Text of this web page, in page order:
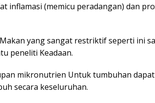
inflamasi (memicu peradangan) dan
yang sangat restriktif seperti ini
peneliti Keadaan.
mikronutrien Untuk tumbuhan
secara keseluruhan.